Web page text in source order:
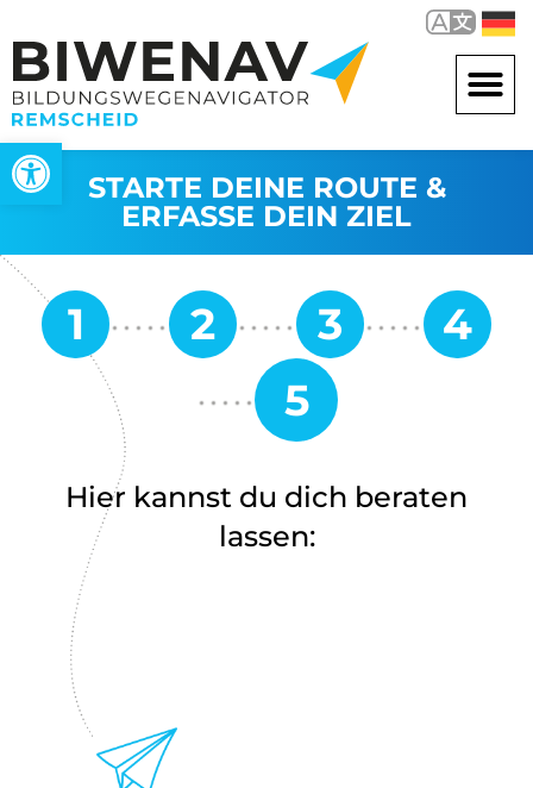
Werkzeugleiste öffnen
STARTE DEINE ROUTE &
ERFASSE DEIN ZIEL
Hier kannst du dich beraten
lassen: